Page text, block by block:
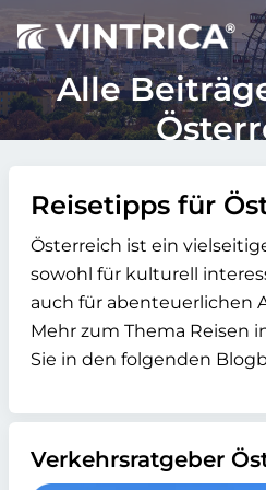
Alle
Reisetipps für
Österreich ist ein
sowohl für kulturell
auch für abenteuerlichen
Mehr zum Thema Reisen
Sie in den folgenden
Verkehrsratgeber